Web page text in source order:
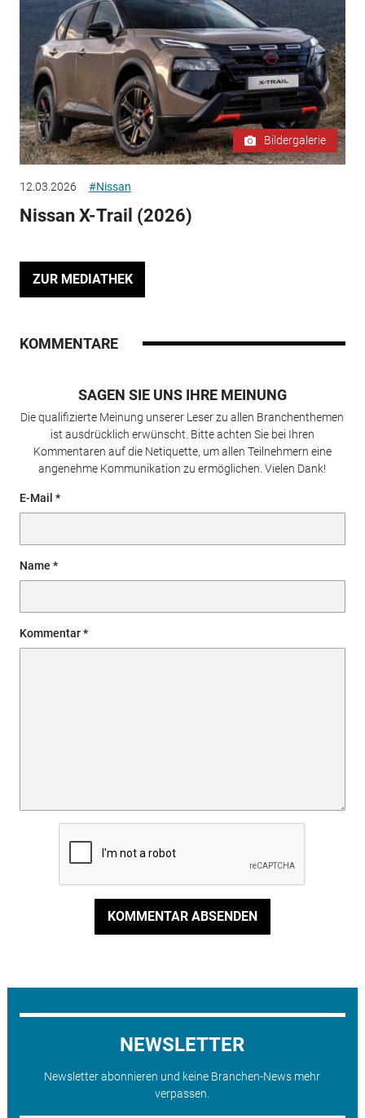
Bildergalerie
12.03.2026 #Nissan
Nissan X-Trail (2026)
ZUR MEDIATHEK
KOMMENTARE
SAGEN SIE UNS IHRE MEINUNG
Die qualifizierte Meinung unserer Leser zu allen Branchenthemen
ist ausdrücklich erwünscht. Bitte achten Sie bei Ihren
Kommentaren auf die Netiquette, um allen Teilnehmern eine
angenehme Kommunikation zu ermöglichen. Vielen Dank!
E-Mail
Name
Kommentar
KOMMENTAR ABSENDEN
NEWSLETTER
Newsletter abonnieren und keine Branchen-News mehr
verpassen.